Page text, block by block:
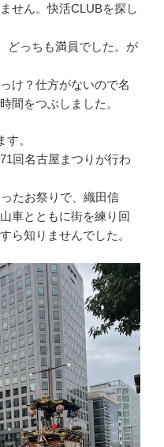
せん。快活CLUBを探し
どっちも満員でした。が
け？仕方がないので名
間をつぶしました。
。
回名古屋まつりが行わ
たお祭りで、織田信
車とともに街を練り回
ら知りませんでした。